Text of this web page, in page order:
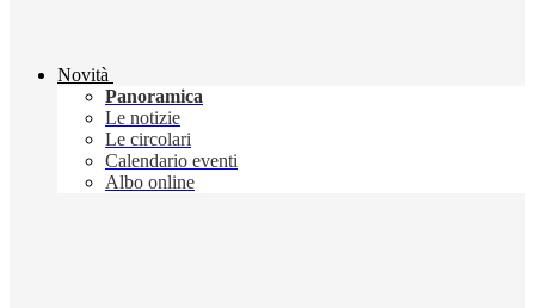
Novità
Panoramica
Le notizie
Le circolari
Calendario eventi
Albo online